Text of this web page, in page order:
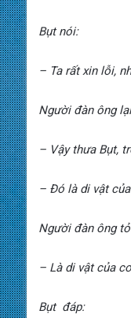
Bụt nói:
– Ta rất xin lỗi,
Người đàn ông
– Vậy thưa Bụt,
– Đó là di vật
Người đàn ông
– Là di vật của
Bụt đáp: